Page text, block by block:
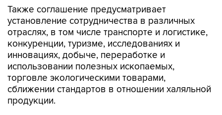
Также соглашение предусматривает
установление сотрудничества в различных
отраслях, в том числе транспорте и логистике,
конкуренции, туризме, исследованиях и
инновациях, добыче, переработке и
использовании полезных ископаемых,
торговле экологическими товарами,
сближении стандартов в отношении халяльной
продукции.